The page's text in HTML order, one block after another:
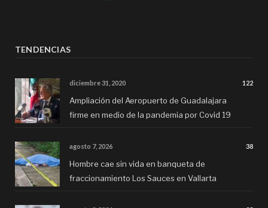
TENDENCIAS
diciembre 31, 2020 122
Ampliación del Aeropuerto de Guadalajara
firme en medio de la pandemia por Covid 19
agosto 7, 2026 38
Hombre cae sin vida en banqueta de
fraccionamiento Los Sauces en Vallarta